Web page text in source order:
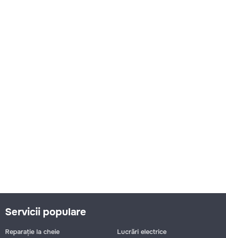
Servicii populare
Reparație la cheie
Lucrări electrice